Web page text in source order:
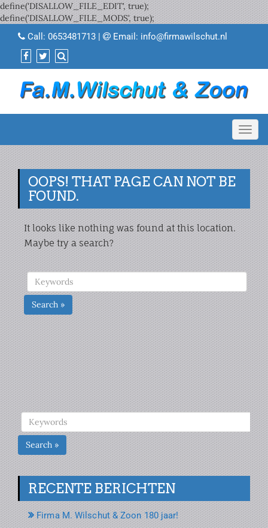
define('DISALLOW_FILE_EDIT', true);
define('DISALLOW_FILE_MODS', true);
Call: 0653481713 | Email: info@firmawilschut.nl
OOPS! THAT PAGE CAN NOT BE
FOUND.
It looks like nothing was found at this location.
Maybe try a search?
Search »
Search »
RECENTE BERICHTEN
Firma M. Wilschut & Zoon 180 jaar!